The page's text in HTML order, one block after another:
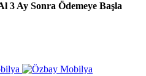
3 Ay Sonra Ödemeye Başla